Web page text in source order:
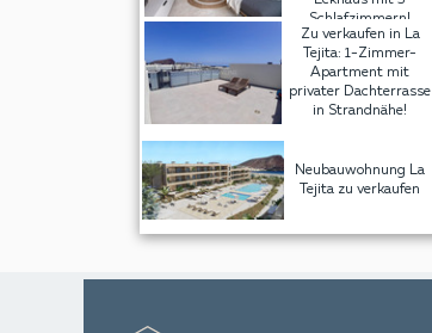
Schlafzimmern!
Zu verkaufen in La
Tejita: 1-Zimmer-
Apartment mit
privater Dachterrasse
in Strandnähe!
Neubauwohnung La
Tejita zu verkaufen